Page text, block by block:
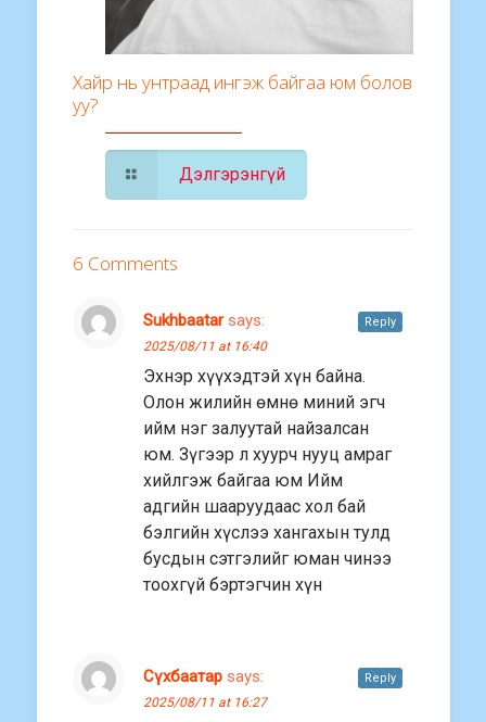
Хайр нь унтраад ингэж байгаа юм болов
уу?
Дэлгэрэнгүй
6 Comments
Sukhbaatar says:
2025/08/11 at 16:40
Эхнэр хүүхэдтэй хүн байна.
Олон жилийн өмнө миний эгч
ийм нэг залуутай найзалсан
юм. Зүгээр л хуурч нууц амраг
хийлгэж байгаа юм Ийм
адгийн шааруудаас хол бай
бэлгийн хүслээ хангахын тулд
бусдын сэтгэлийг юман чинээ
тоохгүй бэртэгчин хүн
Reply
Сүхбаатар says:
2025/08/11 at 16:27
Reply